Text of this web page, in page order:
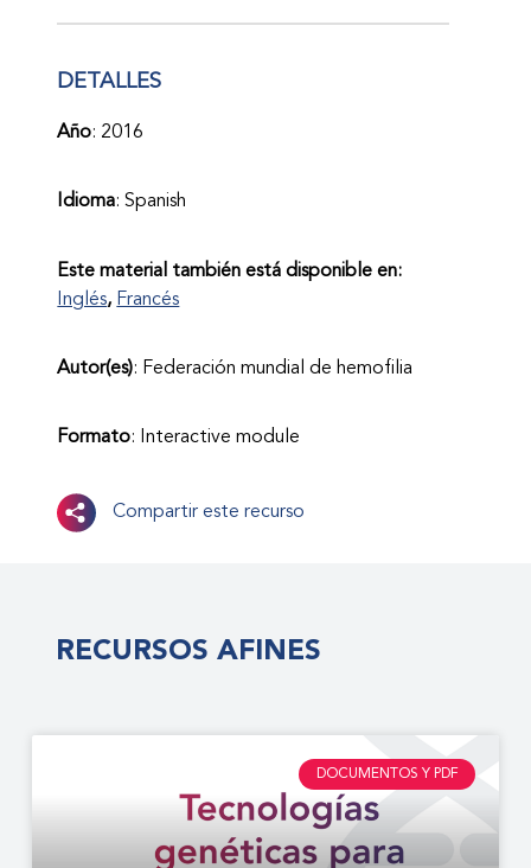
DETALLES
Año: 2016
Idioma: Spanish
Este material también está disponible en:
Inglés
Francés
Autor(es): Federación mundial de hemofilia
Formato: Interactive module
Compartir este recurso
RECURSOS AFINES
DOCUMENTOS Y PDF